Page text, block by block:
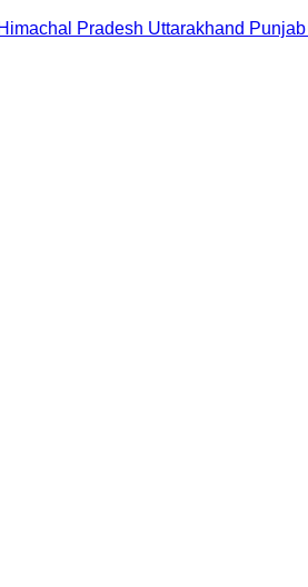
Himachal Pradesh Uttarakhand Punjab